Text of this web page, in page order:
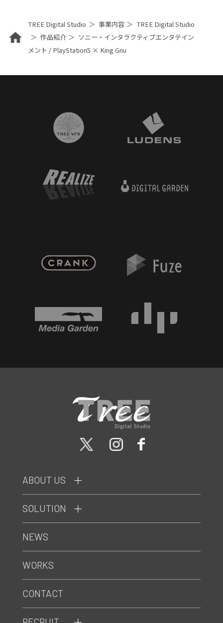
TREE Digital Studio 事業内容
TREE Digital Studio
作品紹介
ソニー・インタラクティブエンタテイン
メント / PlayStation5 × King Gnu
ABOUT US
SOLUTION
NEWS
WORKS
CONTACT